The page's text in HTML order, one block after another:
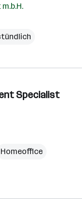
Specialist
Homeoffice